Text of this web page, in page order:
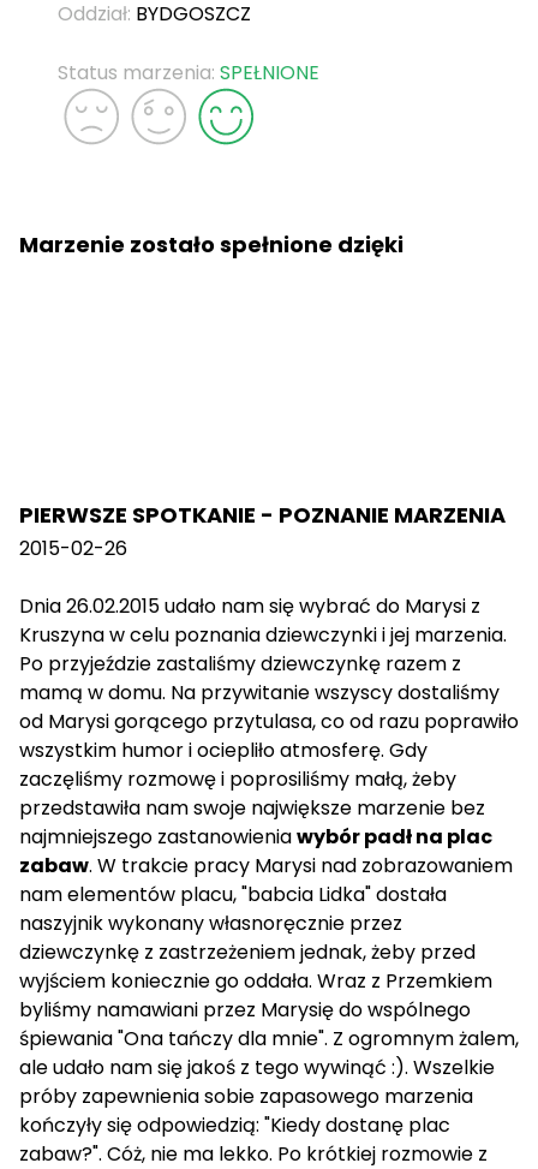
Oddział: BYDGOSZCZ
Status marzenia: SPEŁNIONE
Marzenie zostało spełnione dzięki
PIERWSZE SPOTKANIE - POZNANIE MARZENIA
2015-02-26
Dnia 26.02.2015 udało nam się wybrać do Marysi z
Kruszyna w celu poznania dziewczynki i jej marzenia.
Po przyjeździe zastaliśmy dziewczynkę razem z
mamą w domu. Na przywitanie wszyscy dostaliśmy
od Marysi gorącego przytulasa, co od razu poprawiło
wszystkim humor i ociepliło atmosferę. Gdy
zaczęliśmy rozmowę i poprosiliśmy małą, żeby
przedstawiła nam swoje największe marzenie bez
najmniejszego zastanowieniawybór padł na plac
zabaw. W trakcie pracy Marysi nad zobrazowaniem
nam elementów placu, "babcia Lidka" dostała
naszyjnik wykonany własnoręcznie przez
dziewczynkę z zastrzeżeniem jednak, żeby przed
wyjściem koniecznie go oddała. Wraz z Przemkiem
byliśmy namawiani przez Marysię do wspólnego
śpiewania "Ona tańczy dla mnie". Z ogromnym żalem,
ale udało nam się jakoś z tego wywinąć :). Wszelkie
próby zapewnienia sobie zapasowego marzenia
kończyły się odpowiedzią: "Kiedy dostanę plac
zabaw?". Cóż, nie ma lekko. Po krótkiej rozmowie z